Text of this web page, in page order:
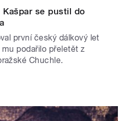
se pustil do
první český dálkový let
podařilo přeletět z
Chuchle.